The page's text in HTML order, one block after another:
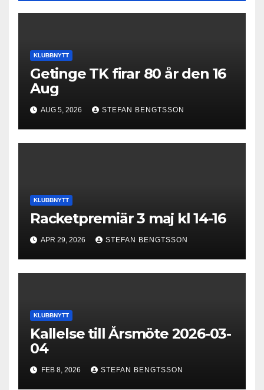
KLUBBNYTT
Getinge TK firar 80 år den 16
Aug
AUG 5, 2026 STEFAN BENGTSSON
KLUBBNYTT
Racketpremiär 3 maj kl 14-16
APR 29, 2026 STEFAN BENGTSSON
KLUBBNYTT
Kallelse till Årsmöte 2026-03-
04
FEB 8, 2026 STEFAN BENGTSSON